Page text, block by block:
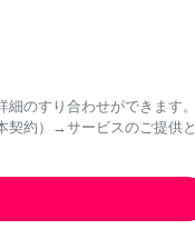
のすり合わせができます。
契約）→サービスのご提供と